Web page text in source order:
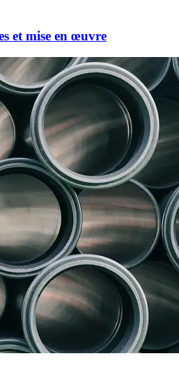
et mise en œuvre